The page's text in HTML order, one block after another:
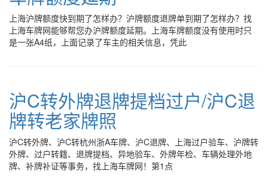
上海沪牌额度快到期了怎样办？沪牌额度退牌单到期了怎样办？找
上海车牌网能够帮您办沪牌额度延期。上海车牌额度没有使用时只
是一张A4纸，上面记录了车主的相关信息，凭此
沪C转外牌退牌提档过户/沪C退
牌转老家牌照
沪C转外牌、沪C转杭州浙A车牌、沪C退牌、上海过户验车、沪牌转
外牌、过户转籍、退牌提档、异地验车、外牌年检、车辆处理外地
牌、补牌补证等事务，找上海车牌网！第1点